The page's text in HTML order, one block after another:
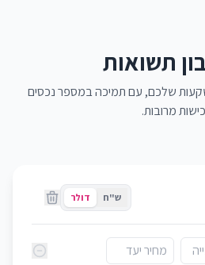
תשואות
שלכם, עם תמיכה במספר נכסים
מרובות.
ש"ח דולר